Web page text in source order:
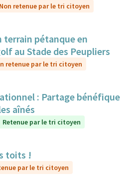
Non retenue par le tri citoyen
pétanque en
au Stade des Peupliers
retenue par le tri citoyen
: Partage bénéfique
aînés
Retenue par le tri citoyen
toits !
par le tri citoyen